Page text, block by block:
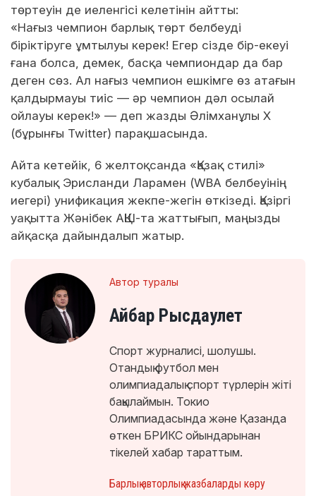
төртеуін де иеленгісі келетінін айтты:
«Нағыз чемпион барлық төрт белбеуді
біріктіруге ұмтылуы керек! Егер сізде бір-екеуі
ғана болса, демек, басқа чемпиондар да бар
деген сөз. Ал нағыз чемпион ешкімге өз атағын
қалдырмауы тиіс — әр чемпион дәл осылай
ойлауы керек!» — деп жазды Әлімханұлы X
(бұрынғы Twitter) парақшасында.
Айта кетейік, 6 желтоқсанда «Қазақ стилі»
кубалық Эрисланди Ларамен (WBA белбеуінің
иегері) унификация жекпе-жегін өткізеді. Қазіргі
уақытта Жәнібек АҚШ-та жаттығып, маңызды
айқасқа дайындалып жатыр.
Автор туралы
Айбар Рысдаулет
Спорт журналисі, шолушы.
Отандық футбол мен
олимпиадалық спорт түрлерін жіті
бақылаймын. Токио
Олимпиадасында және Қазанда
өткен БРИКС ойындарынан
тікелей хабар тараттым.
Барлық авторлық жазбаларды көру